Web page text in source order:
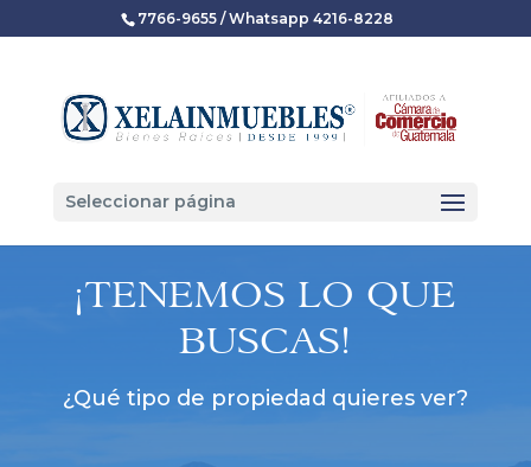
7766-9655 / Whatsapp 4216-8228
Seleccionar página
¡TENEMOS LO QUE
BUSCAS!
¿Qué tipo de propiedad quieres ver?